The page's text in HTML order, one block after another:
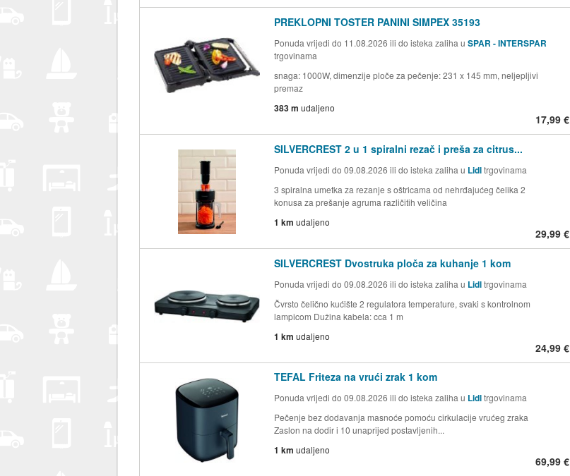
PREKLOPNI TOSTER PANINI SIMPEX 35193
Ponuda vrijedi do 11.08.2026 ili do isteka zaliha u SPAR - INTERSPAR
trgovinama
snaga: 1000W, dimenzije ploče za pečenje: 231 x 145 mm, neljepljivi
premaz
383 m udaljeno
17,99 €
SILVERCREST 2 u 1 spiralni rezač i preša za citrus...
Ponuda vrijedi do 09.08.2026 ili do isteka zaliha u Lidltrgovinama
3 spiralna umetka za rezanje s oštricama od nehrđajućeg čelika 2
konusa za prešanje agruma različitih veličina
1 km udaljeno
29,99 €
SILVERCREST Dvostruka ploča za kuhanje 1 kom
Ponuda vrijedi do 09.08.2026 ili do isteka zaliha u Lidltrgovinama
Čvrsto čelično kućište 2 regulatora temperature, svaki s kontrolnom
lampicom Dužina kabela: cca 1 m
1 km udaljeno
24,99 €
TEFAL Friteza na vrući zrak 1 kom
Ponuda vrijedi do 09.08.2026 ili do isteka zaliha u Lidltrgovinama
Pečenje bez dodavanja masnoće pomoću cirkulacije vrućeg zraka
Zaslon na dodir i 10 unaprijed postavljenih...
1 km udaljeno
69,99 €